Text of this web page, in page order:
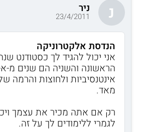
נ ניר
23/4/2011
הנדסת אלקטרוניקה
אני יכול להגיד לך כסטודנט
הראשונה והשניה הם שנים מ-
אינטנסיביות ולחוצות והרמה
מאד.
רק אם אתה מכיר את עצמך
לגמרי ללימודים לך על זה.